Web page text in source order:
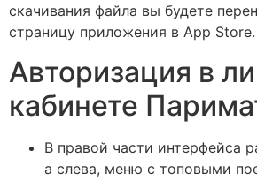
скачивания файла вы будете
страницу приложения в App Store.
Авторизация в
кабинете
В правой части интерфейса
а слева, меню с топовыми